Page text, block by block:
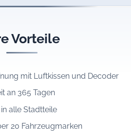
Vorteile
mit Luftkissen und Decoder
an 365 Tagen
alle Stadtteile
20 Fahrzeugmarken